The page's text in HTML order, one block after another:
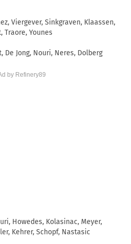
Viergever, Sinkgraven, Klaassen,
Traore, Younes
De Jong, Nouri, Neres, Dolberg
by Refinery89
Howedes, Kolasinac, Meyer,
Kehrer, Schopf, Nastasic